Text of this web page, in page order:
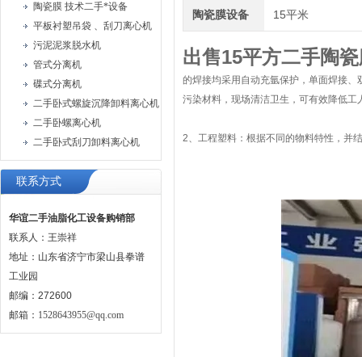
陶瓷膜 技术二手*设备
平板衬塑吊袋 、刮刀离心机
污泥泥浆脱水机
管式分离机
碟式分离机
二手卧式螺旋沉降卸料离心机
二手卧螺离心机
二手卧式刮刀卸料离心机
联系方式
华谊二手油脂化工设备购销部
联系人：王崇祥
地址：山东省济宁市梁山县拳谱
工业园
邮编：272600
邮箱： 1528643955@qq.com
陶瓷膜设备 15平米
出售15平方二手陶
的焊接均采用自动充氩保护，单面焊接
污染材料，现场清洁卫生，可有效降低
2、工程塑料：根据不同的物料特性，并